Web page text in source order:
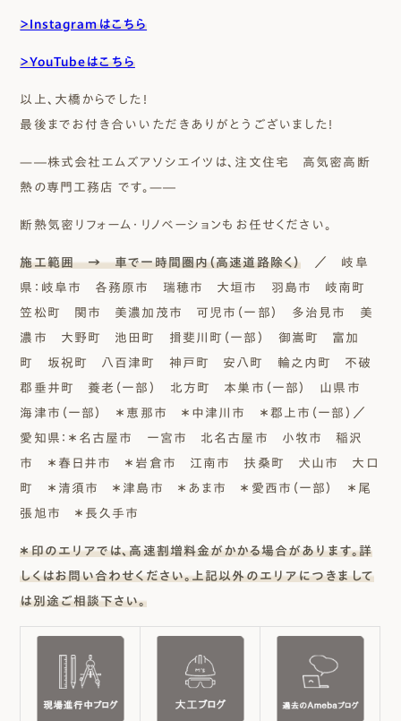
＞Instagramはこちら
＞YouTubeはこちら
以上、大橋からでした！
最後までお付き合いいただきありがとうございました！
—―株式会社エムズアソシエイツは、注文住宅 高気密高断
熱の専門工務店 です。—―
断熱気密リフォーム・リノベーションもお任せください。
施工範囲 → 車で一時間圏内（高速道路除く） ／ 岐阜
県：岐阜市 各務原市 瑞穂市 大垣市 羽島市 岐南町
笠松町 関市 美濃加茂市 可児市（一部） 多治見市 美
濃市 大野町 池田町 揖斐川町（一部） 御嵩町 富加
町 坂祝町 八百津町 神戸町 安八町 輪之内町 不破
郡垂井町 養老（一部） 北方町 本巣市（一部） 山県市
海津市（一部） ＊恵那市 ＊中津川市 ＊郡上市（一部）／
愛知県：＊名古屋市 一宮市 北名古屋市 小牧市 稲沢
市 ＊春日井市 ＊岩倉市 江南市 扶桑町 犬山市 大口
町 ＊清須市 ＊津島市 ＊あま市 ＊愛西市（一部） ＊尾
張旭市 ＊長久手市
＊印のエリアでは、高速割増料金がかかる場合があります。詳
しくはお問い合わせください。上記以外のエリアにつきまして
は別途ご相談下さい。